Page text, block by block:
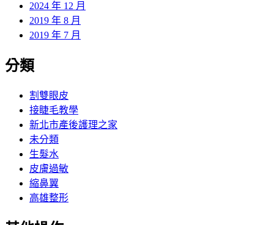
2024 年 12 月
2019 年 8 月
2019 年 7 月
分類
割雙眼皮
接睫毛教學
新北市產後護理之家
未分類
生髮水
皮膚過敏
縮鼻翼
高雄整形